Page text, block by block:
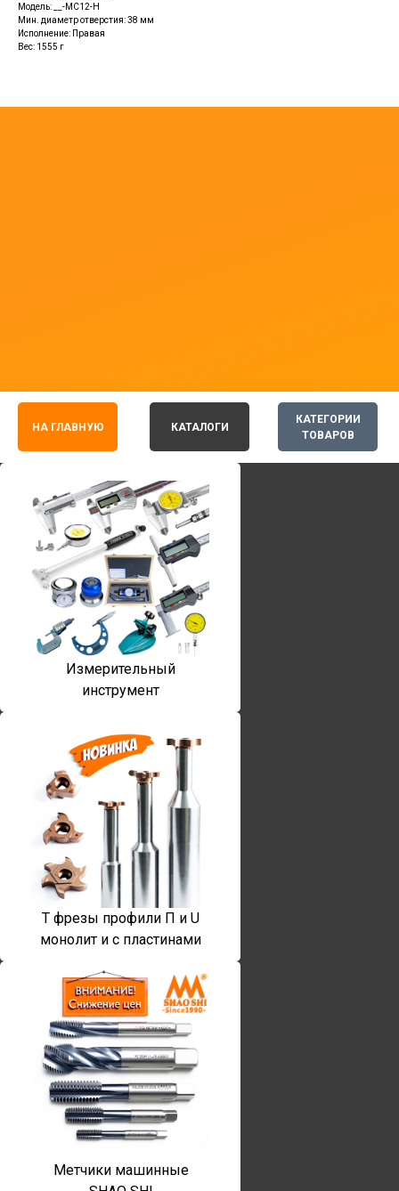
Модель: __-MC12-H
Мин. диаметр отверстия: 38 мм
Исполнение: Правая
Вес: 1555 г
КАТЕГОРИИ
ТОВАРОВ
НА ГЛАВНУЮ КАТАЛОГИ
Измерительный
инструмент
T фрезы профили П и U
монолит и с пластинами
Метчики машинные